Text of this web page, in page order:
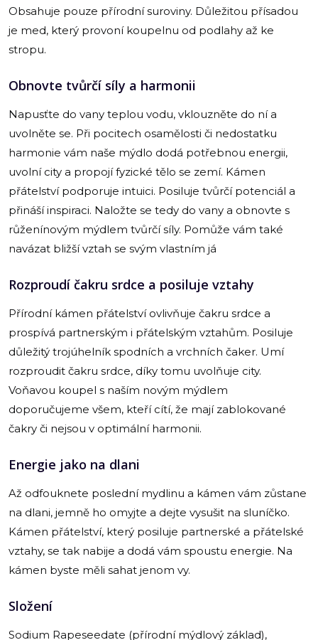
Obsahuje pouze přírodní suroviny. Důležitou přísadou
je med, který provoní koupelnu od podlahy až ke
stropu.
Obnovte tvůrčí síly a harmonii
Napusťte do vany teplou vodu, vklouzněte do ní a
uvolněte se. Při pocitech osamělosti či nedostatku
harmonie vám naše mýdlo dodá potřebnou energii,
uvolní city a propojí fyzické tělo se zemí. Kámen
přátelství podporuje intuici. Posiluje tvůrčí potenciál a
přináší inspiraci. Naložte se tedy do vany a obnovte s
růženínovým mýdlem tvůrčí síly. Pomůže vám také
navázat bližší vztah se svým vlastním já
Rozproudí čakru srdce a posiluje vztahy
Přírodní kámen přátelství ovlivňuje čakru srdce a
prospívá partnerským i přátelským vztahům. Posiluje
důležitý trojúhelník spodních a vrchních čaker. Umí
rozproudit čakru srdce, díky tomu uvolňuje city.
Voňavou koupel s naším novým mýdlem
doporučujeme všem, kteří cítí, že mají zablokované
čakry či nejsou v optimální harmonii.
Energie jako na dlani
Až odfouknete poslední mydlinu a kámen vám zůstane
na dlani, jemně ho omyjte a dejte vysušit na sluníčko.
Kámen přátelství, který posiluje partnerské a přátelské
vztahy, se tak nabije a dodá vám spoustu energie. Na
kámen byste měli sahat jenom vy.
Složení
Sodium Rapeseedate (přírodní mýdlový základ),